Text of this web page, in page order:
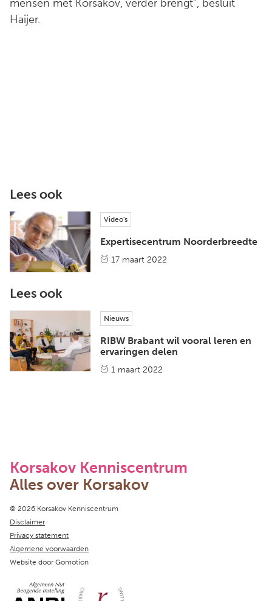
mensen met Korsakov, verder brengt”, besluit
Haijer.
Lees ook
Video's
Expertisecentrum Noorderbreedte
17 maart 2022
Lees ook
Nieuws
RIBW Brabant wil vooral leren en
ervaringen delen
1 maart 2022
Korsakov Kenniscentrum
Alles over Korsakov
Copyright navigation
© 2026 Korsakov Kenniscentrum
Disclaimer
Privacy statement
Algemene voorwaarden
Website door Gomotion